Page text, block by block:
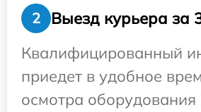
2
Выезд курьера за
Квалифицированный
приедет в удобное
осмотра оборудования